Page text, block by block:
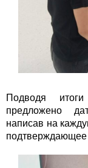
Подводя
предложено
написав на